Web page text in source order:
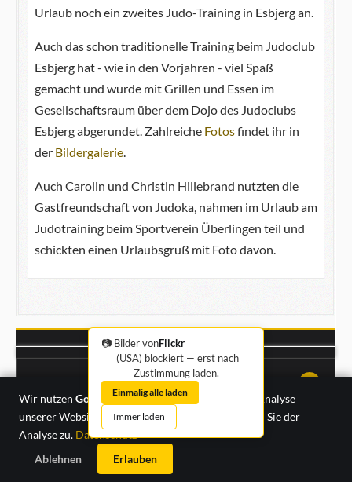
📷 Bilder vonFlickr
(USA) blockiert — erst nach
Zustimmung laden.
Einmalig alle laden
Immer laden
↑↑↑
Impressum·Datenschutz
Wir nutzen Google Analyticszur anonymisierten Analyse
unserer Website-Nutzung. Mit „Erlauben“ stimmen Sie der
Analyse zu. Datenschutz
Ablehnen
Erlauben
Urlaub noch ein zweites Judo-Training in Esbjerg an.
Auch das schon traditionelle Training beim Judoclub
Esbjerg hat - wie in den Vorjahren - viel Spaß
gemacht und wurde mit Grillen und Essen im
Gesellschaftsraum über dem Dojo des Judoclubs
Esbjerg abgerundet. Zahlreiche Fotosfindet ihr in
der Bildergalerie.
Auch Carolin und Christin Hillebrand nutzten die
Gastfreundschaft von Judoka, nahmen im Urlaub am
Judotraining beim Sportverein Überlingen teil und
schickten einen Urlaubsgruß mit Foto davon.